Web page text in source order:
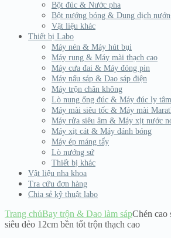
Bột đúc & Nước pha
Bột nướng bóng & Dung dịch
Vật liệu khác
Thiết bị Labo
Máy nén & Máy hút bụi
Máy rung & Máy mài thạch cao
Máy cưa đai & Máy đóng pin
Máy nấu sáp & Dao sáp điện
Máy trộn chân không
Lò nung ống đúc & Máy đúc ly tâm
Máy mài siêu tốc & Máy mài
Máy rửa siêu âm & Máy xịt nước
Máy xịt cát & Máy đánh bóng
Máy ép máng tẩy
Lò nướng sứ
Thiết bị khác
Vật liệu nha khoa
Tra cứu đơn hàng
Chia sẻ kỹ thuật labo
Trang chủBay trộn & Dao làm sápChén cao
siêu dẻo 12cm bền tốt trộn thạch cao